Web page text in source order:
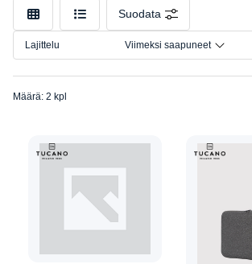
Malli Suodata
Lajittelu Viimeksi saapuneet
Määrä: 2 kpl